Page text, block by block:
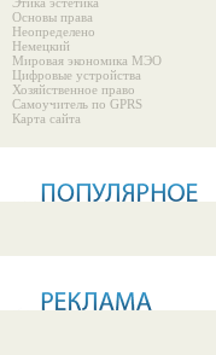
Основы права
Неопределено
Немецкий
Мировая экономика МЭО
Цифровые устройства
Хозяйственное право
Самоучитель по GPRS
Карта сайта